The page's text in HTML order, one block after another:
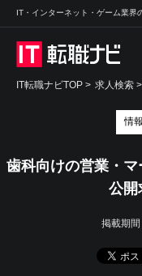
IT・インターネット・ゲーム業界
IT転職ナビTOP > 求人検索 >
情
歯科向けの営業・
公開
掲載期間